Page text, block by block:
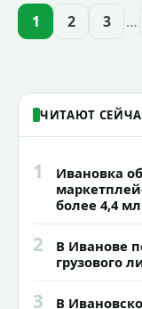
1 2 3 …
ЧИТАЮТ
1
Ивановка
более 4,4
2
В Иванове
грузового
3 В